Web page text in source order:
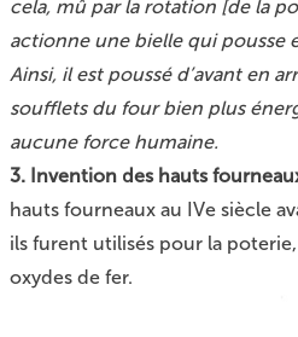
cela, mû par la rotation [de la
actionne une bielle qui pousse
Ainsi, il est poussé d’avant en
soufflets du four bien plus
aucune force humaine.
3. Invention des hauts
hauts fourneaux au IVe siècle
ils furent utilisés pour la
oxydes de fer.